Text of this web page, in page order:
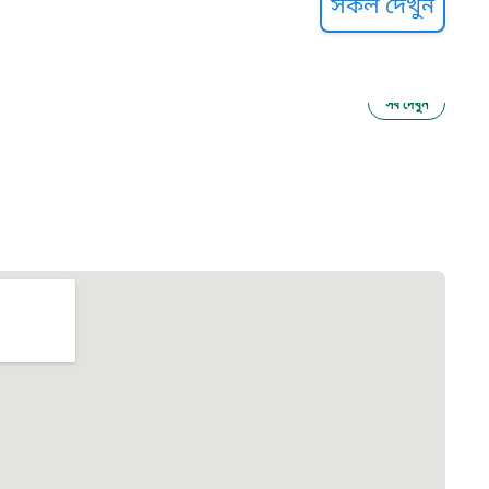
সকল দেখুন
সব দেখুন